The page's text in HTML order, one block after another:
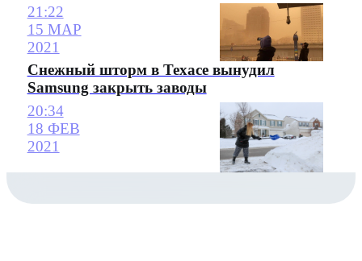
21:22
15 МАР
2021
Снежный шторм в Техасе вынудил
Samsung закрыть заводы
20:34
18 ФЕВ
2021